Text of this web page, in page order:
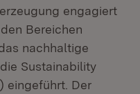
engagiert
Bereichen
nachhaltige
Sustainability
eingeführt. Der